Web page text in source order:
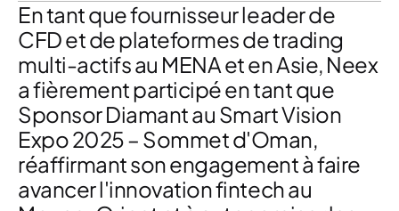
En tant que fournisseur leader de
CFD et de plateformes de trading
multi-actifs au MENA et en Asie, Neex
a fièrement participé en tant que
Sponsor Diamantau Smart Vision
Expo 2025 – Sommet d'Oman,
réaffirmant son engagement à faire
avancerl'innovation fintech au